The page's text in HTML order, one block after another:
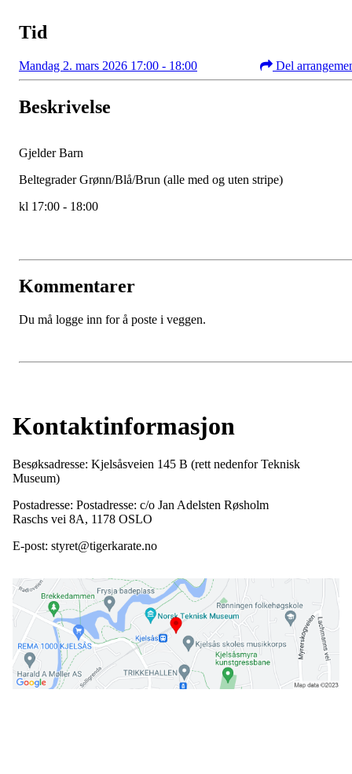
Tid
Mandag 2. mars 2026 17:00 - 18:00 Del
Beskrivelse
Gjelder Barn
Beltegrader Grønn/Blå/Brun (alle med og uten stripe)
kl 17:00 - 18:00
Kommentarer
Du må logge inn for å poste i veggen.
Kontaktinformasjon
Besøksadresse: Kjelsåsveien 145 B (rett nedenfor Teknisk
Museum)
Postadresse: Postadresse: c/o Jan Adelsten Røsholm
Raschs vei 8A, 1178 OSLO
E-post: styret@tigerkarate.no